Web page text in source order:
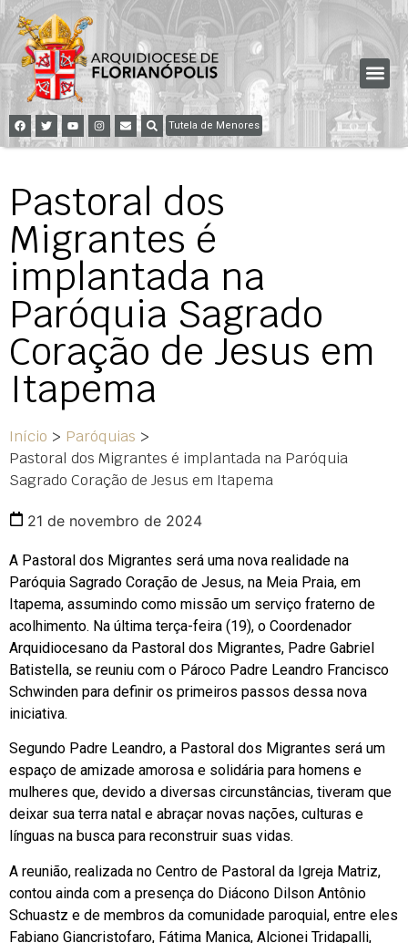
Tutela de Menores
Pastoral dos
Migrantes é
implantada na
Paróquia Sagrado
Coração de Jesus em
Itapema
Início > Paróquias >
Pastoral dos Migrantes é implantada na Paróquia
Sagrado Coração de Jesus em Itapema
21 de novembro de 2024
A Pastoral dos Migrantes será uma nova realidade na
Paróquia Sagrado Coração de Jesus, na Meia Praia, em
Itapema, assumindo como missão um serviço fraterno de
acolhimento. Na última terça-feira (19), o Coordenador
Arquidiocesano da Pastoral dos Migrantes, Padre Gabriel
Batistella, se reuniu com o Pároco Padre Leandro Francisco
Schwinden para definir os primeiros passos dessa nova
iniciativa.
Segundo Padre Leandro, a Pastoral dos Migrantes será um
espaço de amizade amorosa e solidária para homens e
mulheres que, devido a diversas circunstâncias, tiveram que
deixar sua terra natal e abraçar novas nações, culturas e
línguas na busca para reconstruir suas vidas.
A reunião, realizada no Centro de Pastoral da Igreja Matriz,
contou ainda com a presença do Diácono Dilson Antônio
Schuastz e de membros da comunidade paroquial, entre eles
Fabiano Giancristofaro, Fátima Manica, Alcionei Tridapalli,